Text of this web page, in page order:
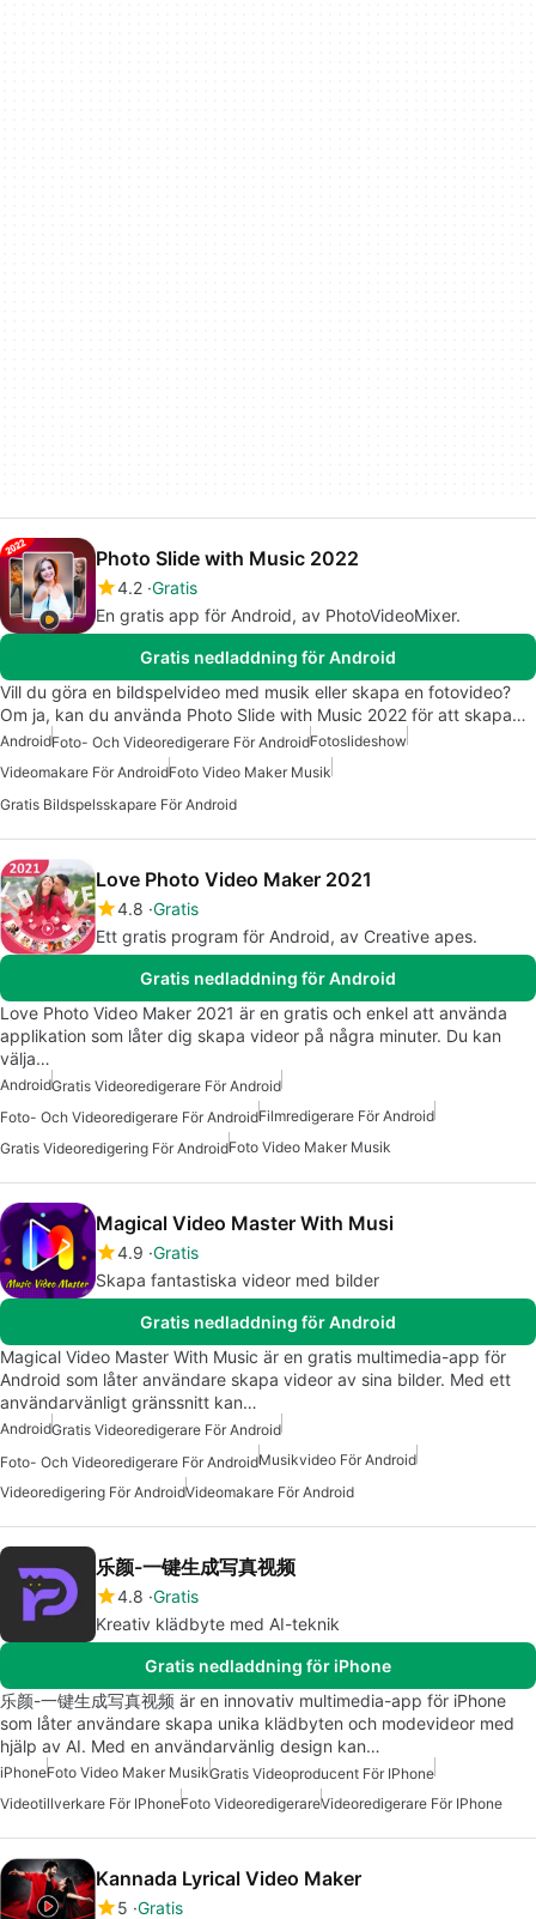
Photo Slide with Music 2022
4.2 Gratis
En gratis app för Android, av PhotoVideoMixer.
Gratis nedladdning för Android
Vill du göra en bildspelvideo med musik eller skapa en fotovideo?
Om ja, kan du använda Photo Slide with Music 2022 för att skapa…
AndroidFoto- Och Videoredigerare För AndroidFotoslideshow
Videomakare För AndroidFoto Video Maker Musik
Gratis Bildspelsskapare För Android
Love Photo Video Maker 2021
4.8 Gratis
Ett gratis program för Android, av Creative apes.
Gratis nedladdning för Android
Love Photo Video Maker 2021 är en gratis och enkel att använda
applikation som låter dig skapa videor på några minuter. Du kan
välja…
AndroidGratis Videoredigerare För Android
Foto- Och Videoredigerare För AndroidFilmredigerare För Android
Gratis Videoredigering För AndroidFoto Video Maker Musik
Magical Video Master With Musi
4.9 Gratis
Skapa fantastiska videor med bilder
Gratis nedladdning för Android
Magical Video Master With Music är en gratis multimedia-app för
Android som låter användare skapa videor av sina bilder. Med ett
användarvänligt gränssnitt kan…
AndroidGratis Videoredigerare För Android
Foto- Och Videoredigerare För AndroidMusikvideo För Android
Videoredigering För AndroidVideomakare För Android
乐颜-一键生成写真视频
4.8 Gratis
Kreativ klädbyte med AI-teknik
Gratis nedladdning för iPhone
乐颜-一键生成写真视频 är en innovativ multimedia-app för iPhone
som låter användare skapa unika klädbyten och modevideor med
hjälp av AI. Med en användarvänlig design kan…
iPhoneFoto Video Maker MusikGratis Videoproducent För IPhone
Videotillverkare För IPhoneFoto VideoredigerareVideoredigerare För IPhone
Kannada Lyrical Video Maker
5 Gratis